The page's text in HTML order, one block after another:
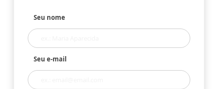
Seu nome
Seu e-mail